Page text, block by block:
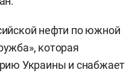
нефти по южной
которая
Украины и снабжает